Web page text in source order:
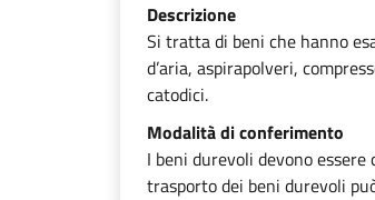
Descrizione
Si tratta di beni che hanno
d’aria, aspirapolveri,
catodici.
Modalità di conferimento
I beni durevoli devono
trasporto dei beni durevoli